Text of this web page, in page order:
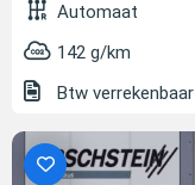
Automaat
142 g/km
Btw verrekenbaar